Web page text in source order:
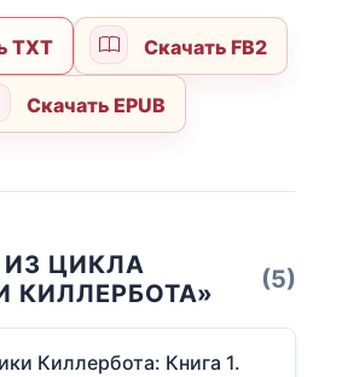
TXT Скачать FB2
Скачать EPUB
ИЗ ЦИКЛА
КИЛЛЕРБОТА»
(5)
Киллербота: Книга 1.